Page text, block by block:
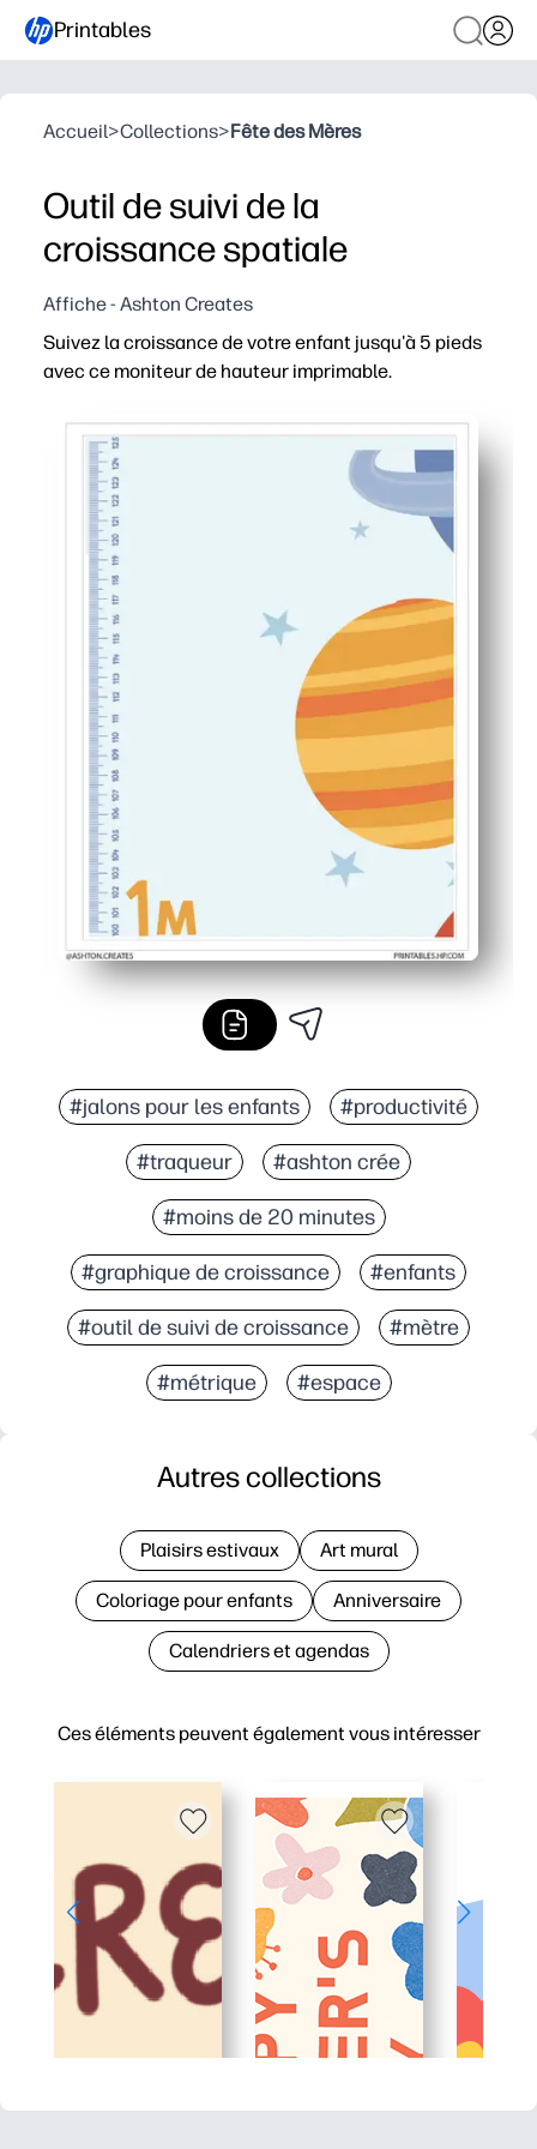
Printables
Accueil>Collections>Fête des Mères
Outil de suivi de la
croissance spatiale
Affiche - Ashton Creates
Suivez la croissance de votre enfant jusqu'à 5 pieds
avec ce moniteur de hauteur imprimable.
#jalons pour les enfants #productivité
#traqueur #ashton crée
#moins de 20 minutes
#graphique de croissance #enfants
#outil de suivi de croissance #mètre
#métrique #espace
Ces éléments peuvent également vous intéresser
Autres collections
Plaisirs estivaux Art mural
Coloriage pour enfants Anniversaire
Calendriers et agendas